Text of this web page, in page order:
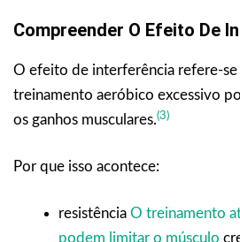
Compreender O Efeito De
O efeito de interferência refere-se
treinamento aeróbico excessivo
os ganhos musculares.(3)
Por que isso acontece:
resistência O treinamento
podem limitar o músculo